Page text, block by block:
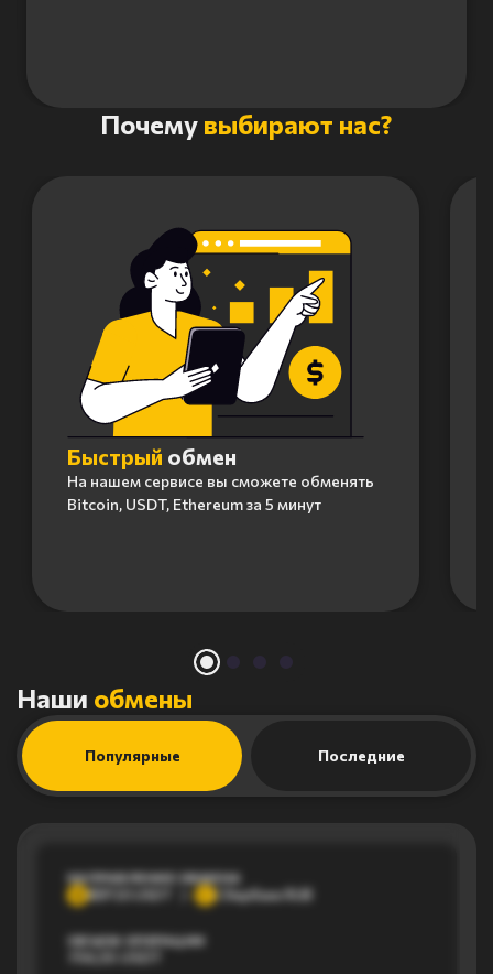
Почему выбирают нас?
Быстрый обмен
На нашем сервисе вы сможете обменять
Bitcoin, USDT, Ethereum за 5 минут
Наши обмены
Популярные Последние
НАПРАВЛЕНИЕ ОБМЕНА
BEP20 USDT Сбербанк RUB
ОБЪЕМ ОПЕРАЦИИ